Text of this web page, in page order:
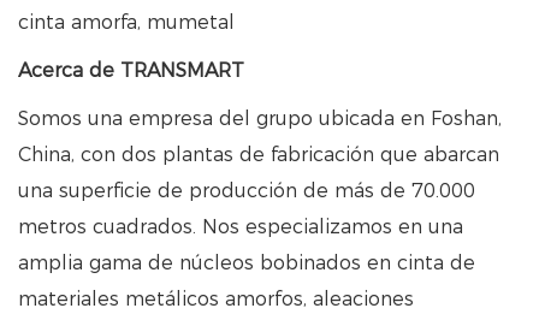
cinta amorfa, mumetal
Acerca de TRANSMART
Somos una empresa del grupo ubicada en Foshan,
China, con dos plantas de fabricación que abarcan
una superficie de producción de más de 70.000
metros cuadrados. Nos especializamos en una
amplia gama de núcleos bobinados en cinta de
materiales metálicos amorfos, aleaciones